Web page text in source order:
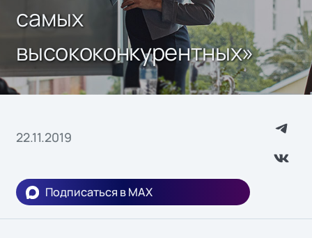
самых
высококонкурентных»
22.11.2019
Подписаться в MAX